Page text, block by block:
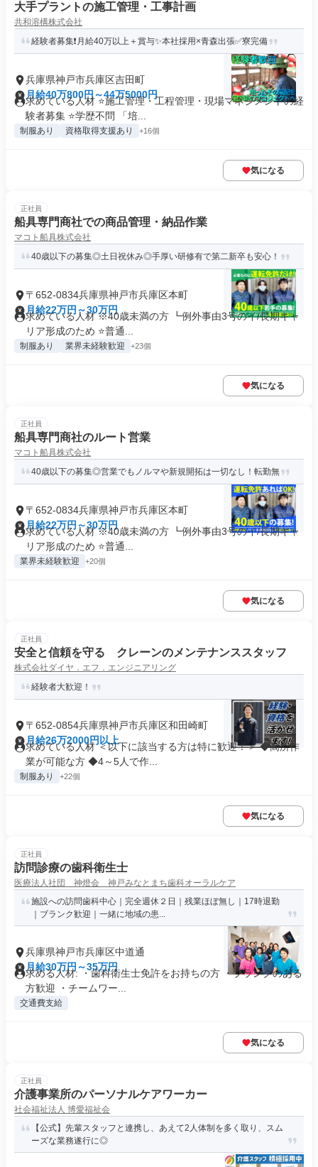
大手プラントの施工管理・工事計画
共和溶構株式会社
経験者募集❗月給40万以上＋賞与✨本社採用×青森出張✅寮完備
兵庫県神戸市兵庫区吉田町
月給40万800円～44万5000円
求めている人材 ⭐施工管理・工程管理・現場マネジメントの経
験者募集 ⭐学歴不問 「培...
制服あり 資格取得支援あり +16個
気になる
正社員
船具専門商社での商品管理・納品作業
マコト船具株式会社
40歳以下の募集◎土日祝休み◎手厚い研修有で第二新卒も安心！
〒652-0834兵庫県神戸市兵庫区本町
月給22万円～30万円
求めている人材 ※40歳未満の方 ┗例外事由3号のイ/長期キャ
リア形成のため ⭐普通...
制服あり 業界未経験歓迎 +23個
気になる
正社員
船具専門商社のルート営業
マコト船具株式会社
40歳以下の募集◎営業でもノルマや新規開拓は一切なし！転勤無
〒652-0834兵庫県神戸市兵庫区本町
月給22万円～30万円
求めている人材 ※40歳未満の方 ┗例外事由3号のイ/長期キャ
リア形成のため ⭐普通...
業界未経験歓迎 +20個
気になる
正社員
安全と信頼を守る クレーンのメンテナンススタッフ
株式会社ダイヤ．エフ．エンジニアリング
経験者大歓迎！
〒652-0854兵庫県神戸市兵庫区和田崎町
月給26万2000円以上
求めている人材 ＜以下に該当する方は特に歓迎！＞ ◆高所作
業が可能な方 ◆4～5人で作...
制服あり +22個
気になる
正社員
訪問診療の歯科衛生士
医療法人社団 神燈会 神戸みなとまち歯科オーラルケア
施設への訪問歯科中心｜完全週休２日｜残業ほぼ無し｜17時退勤
｜ブランク歓迎｜一緒に地域の患...
兵庫県神戸市兵庫区中道通
月給30万円～35万円
求める人材: ・歯科衛生士免許をお持ちの方 ・ブランクのある
方歓迎 ・チームワー...
交通費支給
気になる
正社員
介護事業所のパーソナルケアワーカー
社会福祉法人 博愛福祉会
【公式】先輩スタッフと連携し、あえて2人体制を多く取り、スム
ーズな業務遂行に◎